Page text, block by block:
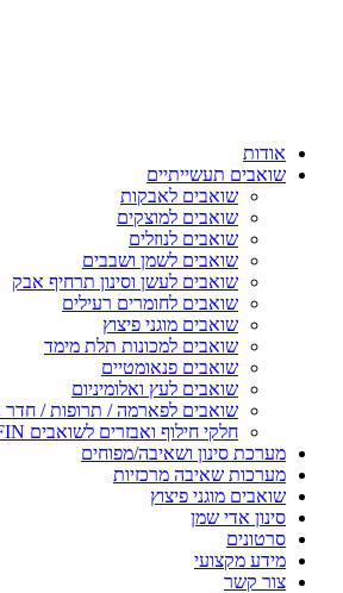
אודות
שואבים תעשייתיים
שואבים לאבקות
שואבים למוצקים
שואבים לנוזלים
שואבים לשמן ושבבים
שואבים לעשן וסינון תרחיף אבק
שואבים לחומרים רעילים
שואבים מוגני פיצוץ
שואבים למכונות תלת מימד
שואבים פנאומטיים
שואבים לעץ ואלומיניום
שואבים לפארמה / תרופות / חדר
חלקי חילוף ואבזרים לשואבים DELFIN
מערכת סינון ושאיבה/מפוחים
מערכות שאיבה מרכזיות
שואבים מוגני פיצוץ
סינון אדי שמן
סרטונים
מידע מקצועי
צור קשר